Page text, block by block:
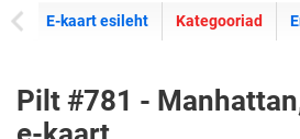
E-kaart esileht E-kaartide
Kategooriad
Pilt #781 -